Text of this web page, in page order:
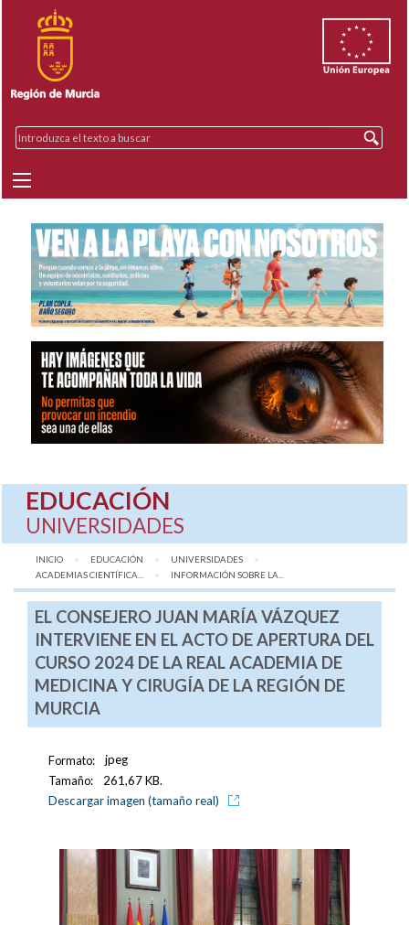
EDUCACIÓN
UNIVERSIDADES
INICIO EDUCACIÓN
UNIVERSIDADES
ACADEMIAS CIENTÍFICA...
AQUÍ:
INFORMACIÓN SOBRE LA...
EL CONSEJERO JUAN MARÍA VÁZQUEZ
INTERVIENE EN EL ACTO DE APERTURA DEL
CURSO 2024 DE LA REAL ACADEMIA DE
MEDICINA Y CIRUGÍA DE LA REGIÓN DE
MURCIA
Formato:
jpeg
Tamaño:
261,67 KB.
Descargar imagen (tamaño real)